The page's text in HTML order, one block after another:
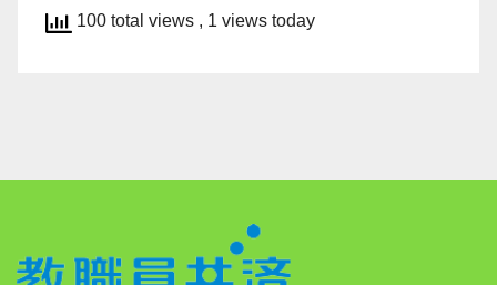
100 total views , 1 views today